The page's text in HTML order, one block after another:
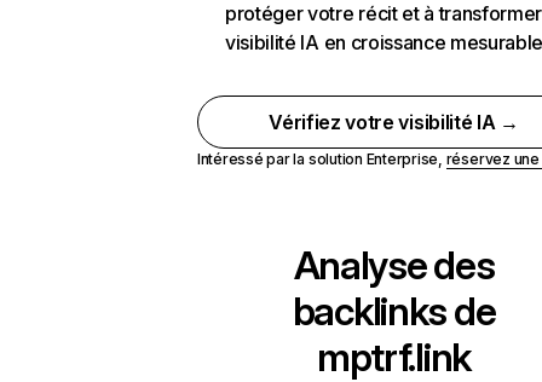
protéger votre récit et à
visibilité IA en croissance
Vérifiez votre visibilité IA →
Intéressé par la solution Enterprise, réservez
Analyse des
backlinks de
mptrf.link